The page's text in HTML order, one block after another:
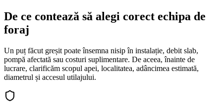
De ce contează să alegi corect echipa de
foraj
Un puț făcut greșit poate însemna nisip în instalație, debit slab,
pompă afectată sau costuri suplimentare. De aceea, înainte de
lucrare, clarificăm scopul apei, localitatea, adâncimea estimată,
diametrul și accesul utilajului.